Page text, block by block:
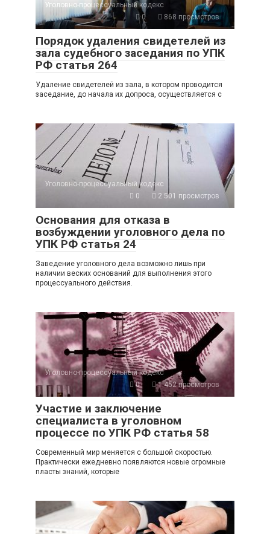
Уголовно-процессуальный кодекс
0
868 просмотров
Порядок удаления свидетелей из
зала судебного заседания по УПК
РФ статья 264
Удаление свидетелей из зала, в котором проводится
заседание, до начала их допроса, осуществляется с
Уголовно-процессуальный кодекс
0
2 501 просмотров
Основания для отказа в
возбуждении уголовного дела по
УПК РФ статья 24
Заведение уголовного дела возможно лишь при
наличии веских оснований для выполнения этого
процессуального действия.
Уголовно-процессуальный кодекс
0
1 452 просмотров
Участие и заключение
специалиста в уголовном
процессе по УПК РФ статья 58
Современный мир меняется с большой скоростью.
Практически ежедневно появляются новые огромные
пласты знаний, которые